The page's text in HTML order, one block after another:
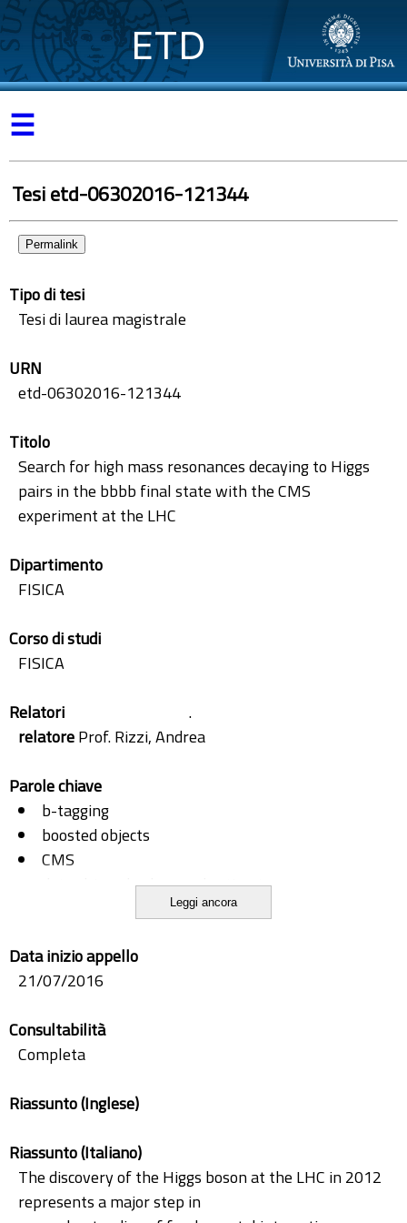
ETD
☰
Tesi etd-06302016-121344
Permalink
Tipo di tesi
Tesi di laurea magistrale
URN
etd-06302016-121344
Titolo
Search for high mass resonances decaying to Higgs
pairs in the bbbb final state with the CMS
experiment at the LHC
Dipartimento
FISICA
Corso di studi
FISICA
Relatori
.
relatoreProf. Rizzi, Andrea
Parole chiave
b-tagging
boosted objects
CMS
data-driven background estimate
Leggi ancora
Data inizio appello
21/07/2016
Consultabilità
Completa
Riassunto (Inglese)
Riassunto (Italiano)
The discovery of the Higgs boson at the LHC in 2012
represents a major step in